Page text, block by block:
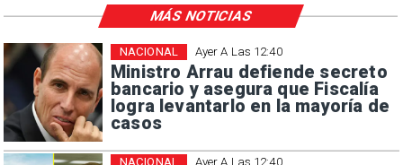
Ayer A Las 12:40
Ministro Arrau defiende secreto
bancario y asegura que Fiscalía
logra levantarlo en la mayoría de
casos
NACIONAL
Ayer A Las 12:40
NACIONAL
MÁS NOTICIAS